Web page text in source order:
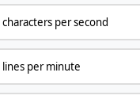
characters per second
lines per minute